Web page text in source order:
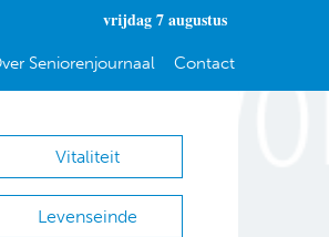
vrijdag 7 augustus
Seniorenjournaal Contact
Vitaliteit
Levenseinde